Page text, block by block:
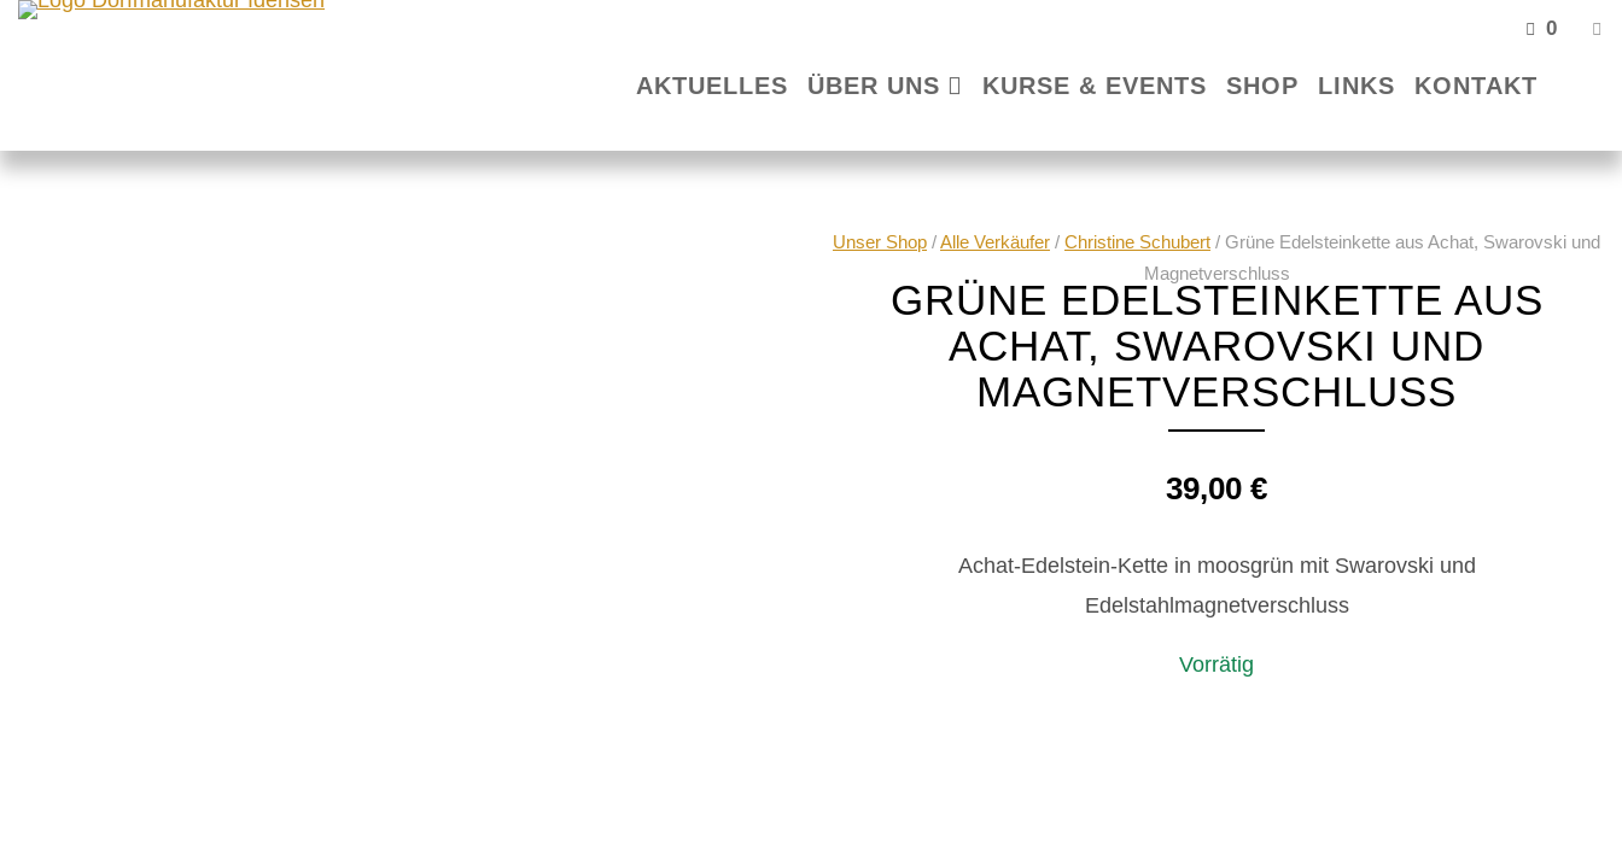
AKTUELLES ÜBER UNS KURSE & EVENTS SHOP LINKS KONTAKT
0
Unser Shop /Alle Verkäufer / Christine Schubert / Grüne Edelsteinkette aus Achat, Swarovski und
Magnetverschluss
GRÜNE EDELSTEINKETTE AUS
ACHAT, SWAROVSKI UND
MAGNETVERSCHLUSS
39,00 €
Achat-Edelstein-Kette in moosgrün mit Swarovski und
Edelstahlmagnetverschluss
Vorrätig